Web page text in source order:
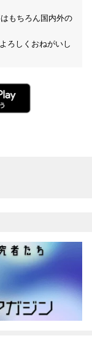
もちろん国内外の
よろしくおねがいし